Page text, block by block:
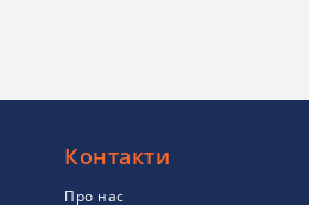
Контакти
Про нас